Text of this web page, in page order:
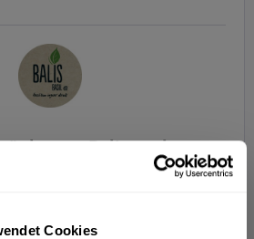
Cookies
von Balis nach
liefern.
die Gründer von Balis bei einem